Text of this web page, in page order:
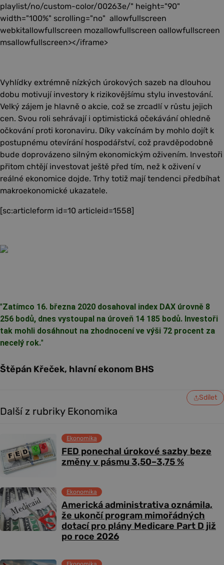
playlist/no/custom-color/00263e/" height="90"
width="100%" scrolling="no" allowfullscreen
webkitallowfullscreen mozallowfullscreen oallowfullscreen
msallowfullscreen></iframe>
Vyhlídky extrémně nízkých úrokových sazeb na dlouhou
dobu motivují investory k rizikovějšímu stylu investování.
Velký zájem je hlavně o akcie, což se zrcadlí v růstu jejich
cen. Svou roli sehrávají i optimistická očekávání ohledně
očkování proti koronaviru. Díky vakcínám by mohlo dojít k
postupnému otevírání hospodářství, což pravděpodobně
bude doprovázeno silným ekonomickým oživením. Investoři
přitom chtějí investovat ještě před tím, než k oživení v
reálné ekonomice dojde. Trhy totiž mají tendenci předbíhat
makroekonomické ukazatele.
[sc:articleform id=10 articleid=1558]
"Zatímco 16. března 2020 dosahoval index DAX úrovně 8
256 bodů, dnes vystoupal na úroveň 14 185 bodů. Investoři
tak mohli dosáhnout na zhodnocení ve výši 72 procent za
necelý rok."
Štěpán Křeček, hlavní ekonom BHS
Sdílet
Další z rubriky Ekonomika
FED ponechal úrokové sazby beze
změny v pásmu 3,50–3,75 %
Ekonomika
Americká administrativa oznámila,
že ukončí program mimořádných
dotací pro plány Medicare Part D již
po roce 2026
Ekonomika